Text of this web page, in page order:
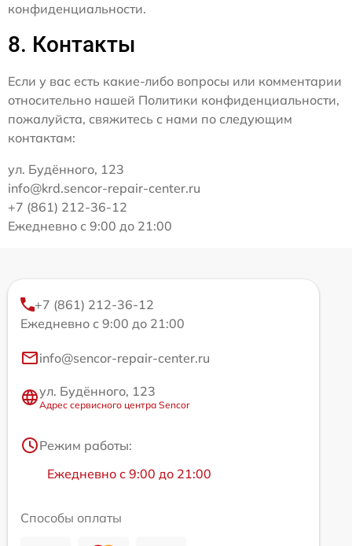
конфиденциальности.
8. Контакты
Если у вас есть какие-либо вопросы или комментарии
относительно нашей Политики конфиденциальности,
пожалуйста, свяжитесь с нами по следующим
контактам:
ул. Будённого, 123
info@krd.sencor-repair-center.ru
+7 (861) 212-36-12
Ежедневно с 9:00 до 21:00
+7 (861) 212-36-12
Ежедневно с 9:00 до 21:00
info@sencor-repair-center.ru
ул. Будённого, 123
Адрес сервисного центра Sencor
Режим работы:
Ежедневно с 9:00 до 21:00
Способы оплаты